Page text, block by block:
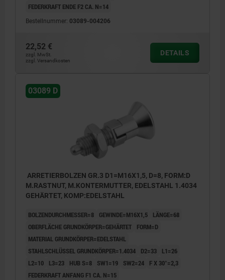
FEDERKRAFT ENDE F2 CA. N=14
Bestellnummer: 03089-004206
22,52 €
zzgl. MwSt.
zzgl. Versandkosten
DETAILS
03089 D
ARRETIERBOLZEN GR.3 D1=M16X1,5, D=8, FORM:D
M.RASTNUT, M.KONTERMUTTER, EDELSTAHL 1.4034
GEHÄRTET, KOMP:EDELSTAHL
BOLZENDURCHMESSER=8 GEWINDE=M16X1,5
LÄNGE=68
OBERFLÄCHE GRUNDKÖRPER=GEHÄRTET
FORM=D
MATERIAL GRUNDKÖRPER=EDELSTAHL
STAHLSCHLÜSSEL GRUNDKÖRPER=1.4034
D2=33
L1=26
L2=10
L3=23 HUB S=8 SW1=19 SW2=24
F X 30°=2,3
FEDERKRAFT ANFANG F1 CA. N=15